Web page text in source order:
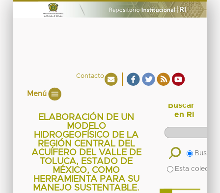
Contacto
Menú
ELABORACIÓN DE UN
MODELO
HIDROGEOFÍSICO DE LA
REGIÓN CENTRAL DEL
ACUÍFERO DEL VALLE DE
TOLUCA, ESTADO DE
MÉXICO, COMO
HERRAMIENTA PARA SU
MANEJO SUSTENTABLE.
Buscar
en RI
Buscar
Esta